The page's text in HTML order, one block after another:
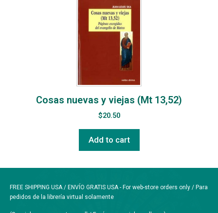
Cosas nuevas y viejas (Mt 13,52)
$20.50
Add to cart
FREE SHIPPING USA / ENVÍO GRATIS USA - For web-store orders only / Para
pedidos de la librería virtual solamente